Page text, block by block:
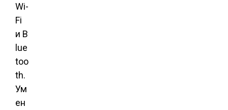
Wi-
Fi
и B
lue
too
th.
Ум
ен